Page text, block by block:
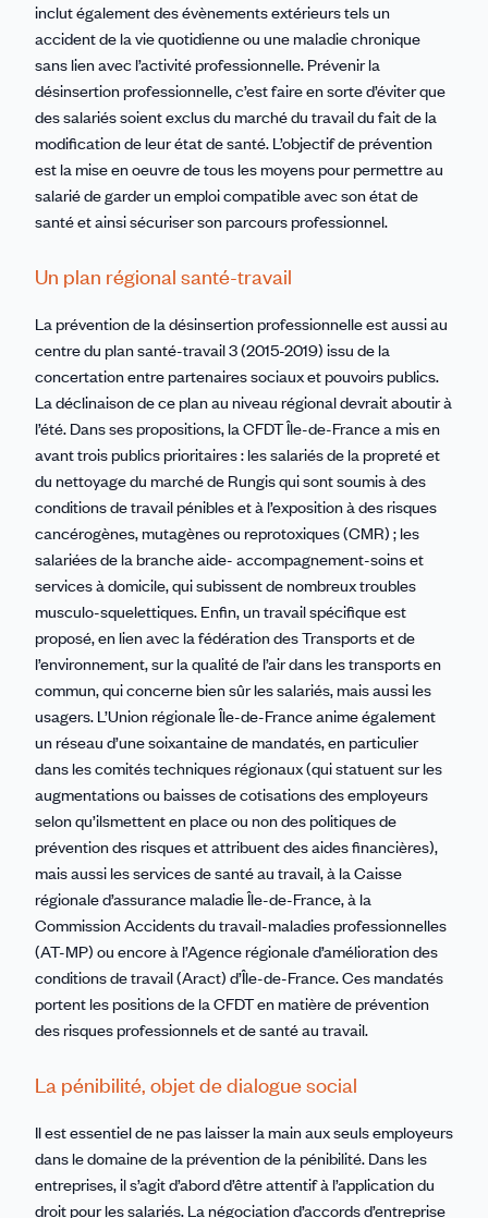
inclut également des évènements extérieurs tels un
accident de la vie quotidienne ou une maladie chronique
sans lien avec l’activité professionnelle. Prévenir la
désinsertion professionnelle, c’est faire en sorte d’éviter que
des salariés soient exclus du marché du travail du fait de la
modification de leur état de santé. L’objectif de prévention
est la mise en oeuvre de tous les moyens pour permettre au
salarié de garder un emploi compatible avec son état de
santé et ainsi sécuriser son parcours professionnel.
Un plan régional santé-travail
La prévention de la désinsertion professionnelle est aussi au
centre du plan santé-travail 3 (2015-2019) issu de la
concertation entre partenaires sociaux et pouvoirs publics.
La déclinaison de ce plan au niveau régional devrait aboutir à
l’été. Dans ses propositions, la CFDT Île-de-France a mis en
avant trois publics prioritaires : les salariés de la propreté et
du nettoyage du marché de Rungis qui sont soumis à des
conditions de travail pénibles et à l’exposition à des risques
cancérogènes, mutagènes ou reprotoxiques (CMR) ; les
salariées de la branche aide- accompagnement-soins et
services à domicile, qui subissent de nombreux troubles
musculo-squelettiques. Enfin, un travail spécifique est
proposé, en lien avec la fédération des Transports et de
l’environnement, sur la qualité de l’air dans les transports en
commun, qui concerne bien sûr les salariés, mais aussi les
usagers. L’Union régionale Île-de-France anime également
un réseau d’une soixantaine de mandatés, en particulier
dans les comités techniques régionaux (qui statuent sur les
augmentations ou baisses de cotisations des employeurs
selon qu’ilsmettent en place ou non des politiques de
prévention des risques et attribuent des aides financières),
mais aussi les services de santé au travail, à la Caisse
régionale d’assurance maladie Île-de-France, à la
Commission Accidents du travail-maladies professionnelles
(AT-MP) ou encore à l’Agence régionale d’amélioration des
conditions de travail (Aract) d’Île-de-France. Ces mandatés
portent les positions de la CFDT en matière de prévention
des risques professionnels et de santé au travail.
La pénibilité, objet de dialogue social
Il est essentiel de ne pas laisser la main aux seuls employeurs
dans le domaine de la prévention de la pénibilité. Dans les
entreprises, il s’agit d’abord d’être attentif à l’application du
droit pour les salariés. La négociation d’accords d’entreprise